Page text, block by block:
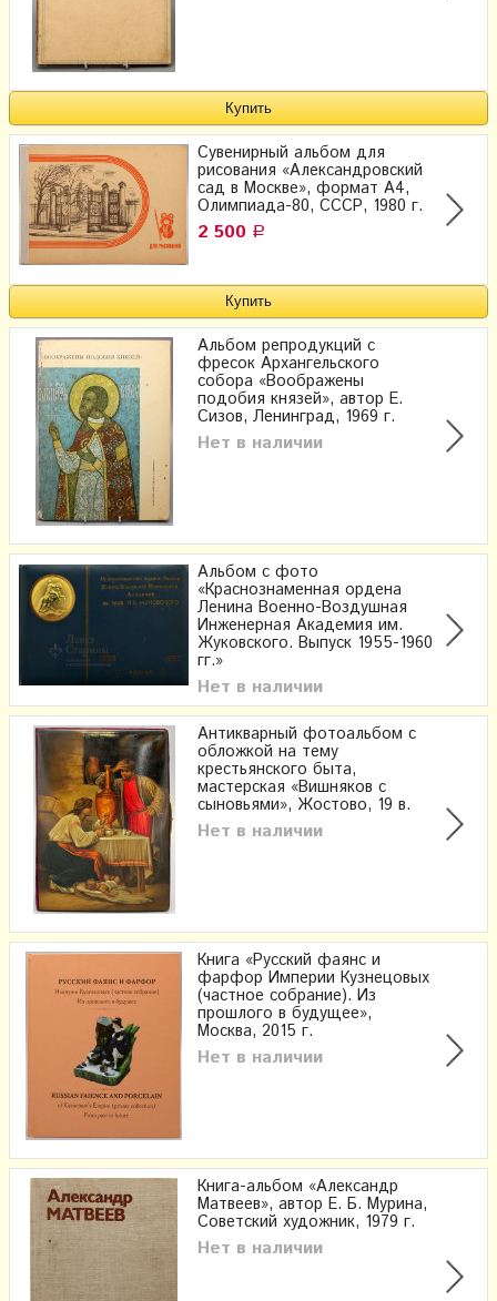
Сувенирный альбом для
рисования «Александровский
сад в Москве», формат А4,
Олимпиада-80, СССР, 1980 г.
2 500 Р
Альбом репродукций с
фресок Архангельского
собора «Воображены
подобия князей», автор Е.
Сизов, Ленинград, 1969 г.
Нет в наличии
Альбом с фото
«Краснознаменная ордена
Ленина Военно-Воздушная
Инженерная Академия им.
Жуковского. Выпуск 1955-1960
гг.»
Нет в наличии
Антикварный фотоальбом с
обложкой на тему
крестьянского быта,
мастерская «Вишняков с
сыновьями», Жостово, 19 в.
Нет в наличии
Книга «Русский фаянс и
фарфор Империи Кузнецовых
(частное собрание). Из
прошлого в будущее»,
Москва, 2015 г.
Нет в наличии
Книга-альбом «Александр
Матвеев», автор Е. Б. Мурина,
Советский художник, 1979 г.
Нет в наличии